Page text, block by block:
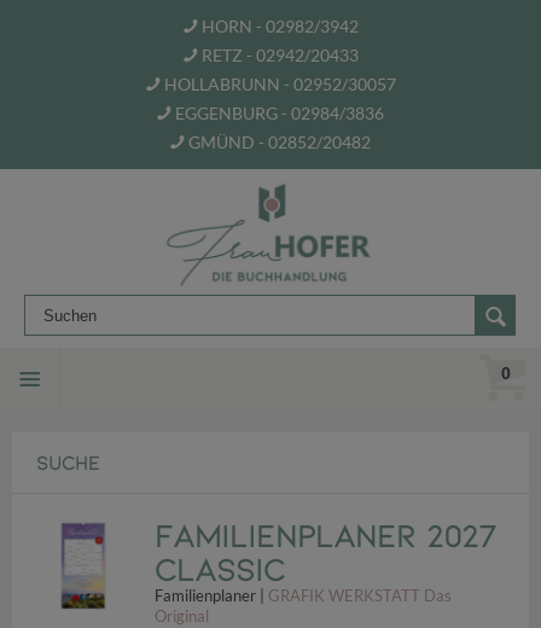
HORN - 02982/3942
RETZ - 02942/20433
HOLLABRUNN - 02952/30057
EGGENBURG - 02984/3836
GMÜND - 02852/20482
0
SUCHE
Familienplaner 2027
Classic
Familienplaner | GRAFIK WERKSTATT Das
Original